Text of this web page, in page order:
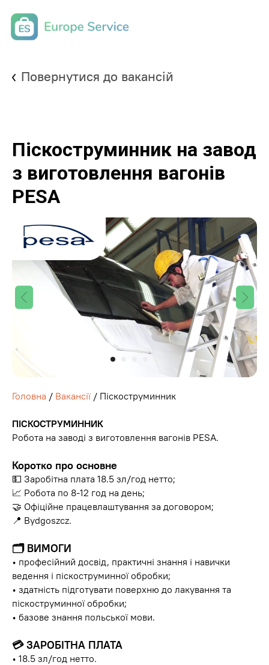
Повернутися до вакансій
Піскоструминник на завод
з виготовлення вагонів
PESA
Головна / Вакансії/ Піскоструминник
ПІСКОСТРУМИННИК
Робота на заводі з виготовлення вагонів PESA.
Коротко про основне
💵 Заробітна плата 18.5 зл/год нетто;
📈 Робота по 8-12 год на день;
🤝 Офіційне працевлаштування за договором;
📍 Bydgoszcz.
🗂 ВИМОГИ
• професійний досвід, практичні знання і навички
ведення і піскоструминної обробки;
• здатність підготувати поверхню до лакування та
піскоструминної обробки;
• базове знання польської мови.
💳ЗАРОБІТНА ПЛАТА
• 18.5 зл/год нетто.